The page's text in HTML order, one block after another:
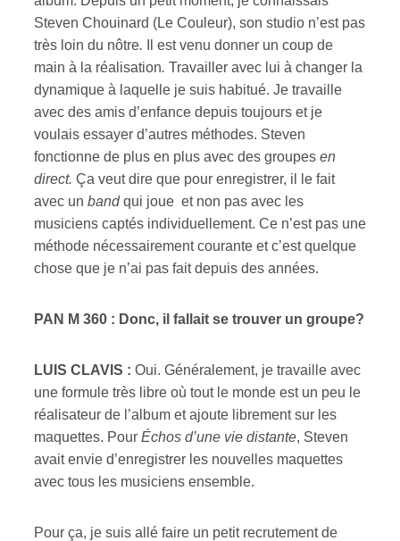
Steven Chouinard (Le Couleur), son studio n’est pas
très loin du nôtre.
Il est venu donner un coup de
main à la réalisation. Travailler avec lui à changer la
dynamique à laquelle je suis habitué. Je travaille
avec des amis d’enfance depuis toujours et je
voulais essayer d’autres méthodes. Steven
fonctionne de plus en plus avec des groupes en
direct. Ça veut dire que pour enregistrer, il le fait
avec un bandqui joue et non pas avec les
musiciens captés individuellement. Ce n’est pas une
méthode nécessairement courante et c’est quelque
chose que je n’ai pas fait depuis des années.
PAN M 360 : Donc, il fallait se trouver un groupe?
LUIS CLAVIS : Oui. Généralement, je travaille avec
une formule très libre où tout le monde est un peu le
réalisateur de l’album et ajoute librement sur les
maquettes. Pour Échos d’une vie distante, Steven
avait envie d’enregistrer les nouvelles maquettes
avec tous les musiciens ensemble.
Pour ça, je suis allé faire un petit recrutement de